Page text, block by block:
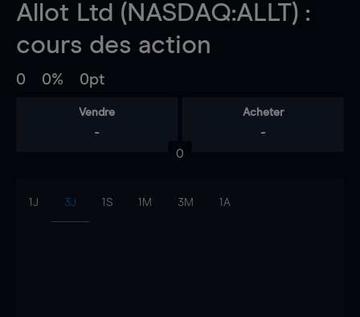
Allot Ltd (NASDAQ:ALLT) :
cours des action
0 0% 0pt
Vendre
-
Acheter
-
0
1J 3J 1S 1M 3M 1A